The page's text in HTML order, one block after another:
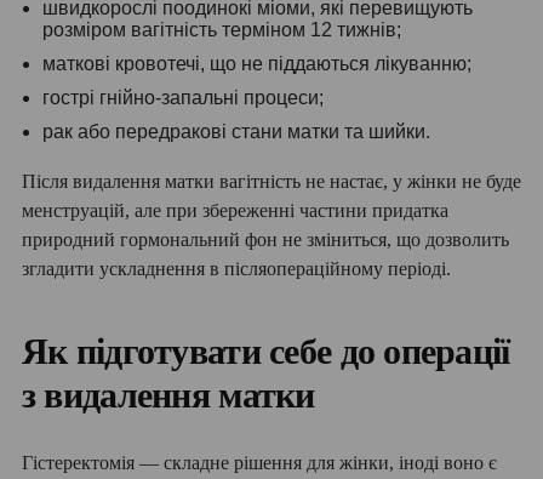
швидкорослі поодинокі міоми, які перевищують
розміром вагітність терміном 12 тижнів;
маткові кровотечі, що не піддаються лікуванню;
гострі гнійно-запальні процеси;
рак або передракові стани матки та шийки.
Після видалення матки вагітність не настає, у жінки не буде
менструацій, але при збереженні частини придатка
природний гормональний фон не зміниться, що дозволить
згладити ускладнення в післяопераційному періоді.
Як підготувати себе до операції
з видалення матки
Гістеректомія — складне рішення для жінки, іноді воно є